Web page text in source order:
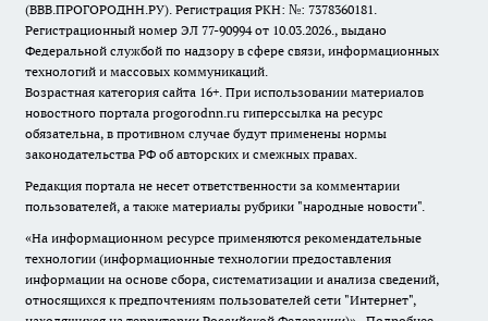
(ВВВ.ПРОГОРОДНН.РУ). Регистрация РКН: №: 7378360181.
Регистрационный номер ЭЛ 77-90994 от 10.03.2026., выдано
Федеральной службой по надзору в сфере связи, информационных
технологий и массовых коммуникаций.
Возрастная категория сайта 16+. При использовании материалов
новостного портала progorodnn.ru гиперссылка на ресурс
обязательна, в противном случае будут применены нормы
законодательства РФ об авторских и смежных правах.
Редакция портала не несет ответственности за комментарии
пользователей, а также материалы рубрики "народные новости".
«На информационном ресурсе применяются рекомендательные
технологии (информационные технологии предоставления
информации на основе сбора, систематизации и анализа сведений,
относящихся к предпочтениям пользователей сети "Интернет",